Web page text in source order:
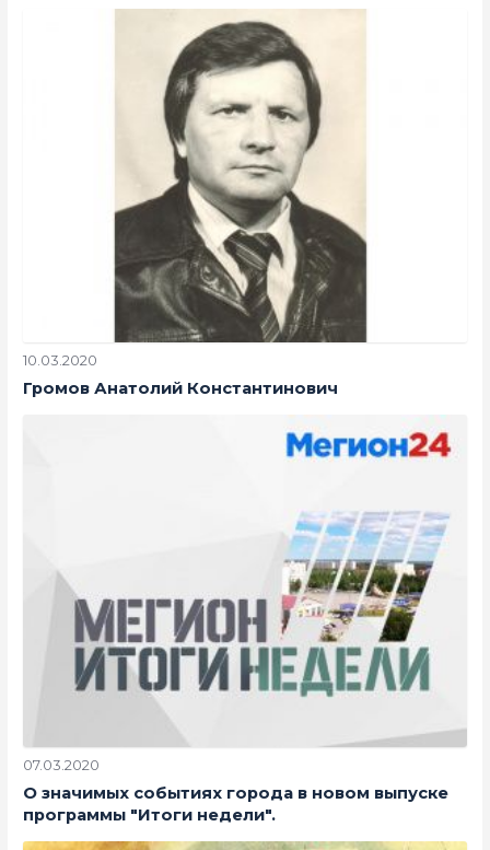
10.03.2020
Громов Анатолий Константинович
07.03.2020
О значимых событиях города в новом выпуске
программы "Итоги недели".